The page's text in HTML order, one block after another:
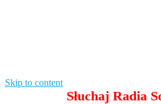
Skip to content
Słuchaj Radia